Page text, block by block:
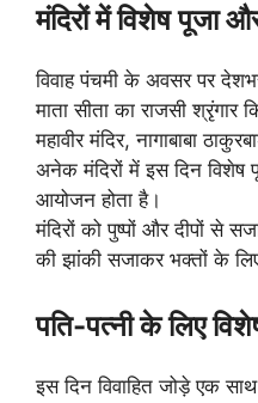
मंदिरों में विशेष पूजा
विवाह पंचमी के अवसर पर
माता सीता का राजसी श्रृंगार
महावीर मंदिर, नागाबाबा
अनेक मंदिरों में इस दिन
आयोजन होता है।
मंदिरों को पुष्पों और दीपों से
की झांकी सजाकर भक्तों के
पति-पत्नी के लिए
इस दिन विवाहित जोड़े एक